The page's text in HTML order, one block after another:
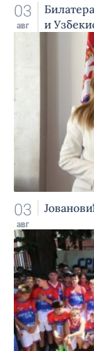
03
авг
и
03
авг